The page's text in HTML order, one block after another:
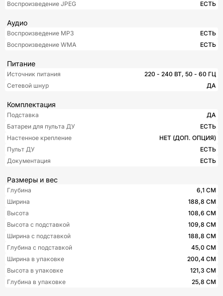
Воспроизведение JPEG ЕСТЬ
Аудио
Воспроизведение MP3
ЕСТЬ
Воспроизведение WMA
ЕСТЬ
Питание
Источник питания
220 - 240 ВТ, 50 - 60 ГЦ
Сетевой шнур
ДА
Комплектация
Подставка
ДА
Батареи для пульта ДУ
ЕСТЬ
Настенное крепление
НЕТ (ДОП. ОПЦИЯ)
Пульт ДУ
ЕСТЬ
Документация
ЕСТЬ
Размеры и вес
Глубина
6,1 СМ
Ширина
188,8 СМ
Высота
108,6 СМ
Высота с подставкой
109,8 СМ
Ширина с подставкой
188,8 СМ
Глубина с подставкой
45,0 СМ
Ширина в упаковке
200,4 СМ
Высота в упаковке
121,3 СМ
Глубина в упаковке
25,8 СМ